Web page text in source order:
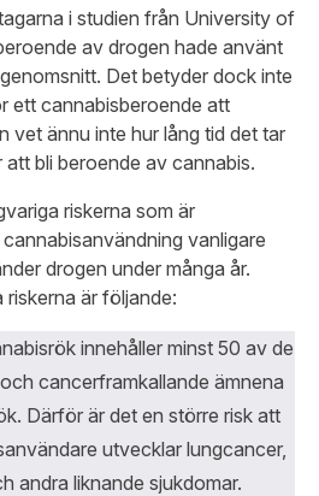
i studien från University of
av drogen hade använt
Det betyder dock inte
ett cannabisberoende att
vet ännu inte hur lång tid det tar
bli beroende av cannabis.
riskerna som är
vanligare
drogen under många år.
riskerna är följande:
innehåller minst 50 av de
cancerframkallande ämnena
Därför är det en större risk att
utvecklar lungcancer,
andra liknande sjukdomar.